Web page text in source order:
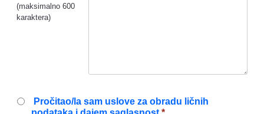
(maksimalno 600
karaktera)
Pročitao/la sam uslove za obradu ličnih